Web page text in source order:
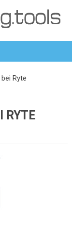
Ryte
RYTE